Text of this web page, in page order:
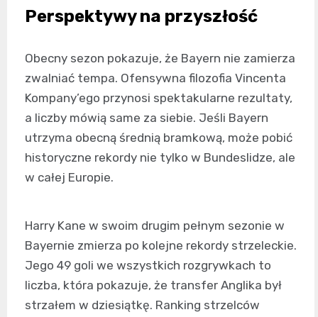
Perspektywy na przyszłość
Obecny sezon pokazuje, że Bayern nie zamierza
zwalniać tempa. Ofensywna filozofia Vincenta
Kompany’ego przynosi spektakularne rezultaty,
a liczby mówią same za siebie. Jeśli Bayern
utrzyma obecną średnią bramkową, może pobić
historyczne rekordy nie tylko w Bundeslidze, ale
w całej Europie.
Harry Kane w swoim drugim pełnym sezonie w
Bayernie zmierza po kolejne rekordy strzeleckie.
Jego 49 goli we wszystkich rozgrywkach to
liczba, która pokazuje, że transfer Anglika był
strzałem w dziesiątkę. Ranking strzelców